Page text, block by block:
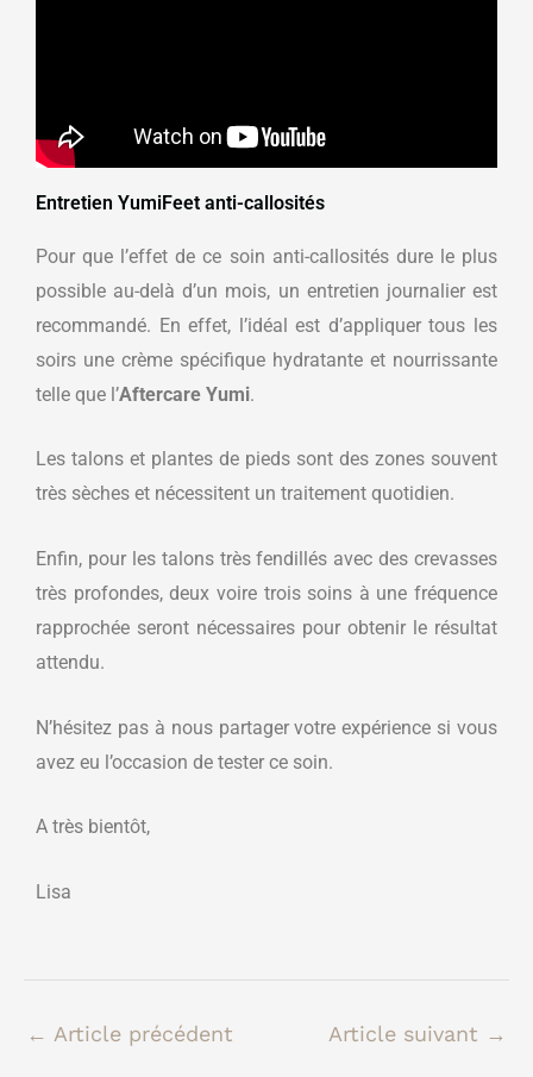
Entretien YumiFeet anti-callosités
Pour que l’effet de ce soin anti-callosités dure le plus
possible au-delà d’un mois, un entretien journalier est
recommandé. En effet, l’idéal est d’appliquer tous les
soirs une crème spécifique hydratante et nourrissante
telle que l’Aftercare Yumi.
Les talons et plantes de pieds sont des zones souvent
très sèches et nécessitent un traitement quotidien.
Enfin, pour les talons très fendillés avec des crevasses
très profondes, deux voire trois soins à une fréquence
rapprochée seront nécessaires pour obtenir le résultat
attendu.
N’hésitez pas à nous partager votre expérience si vous
avez eu l’occasion de tester ce soin.
A très bientôt,
Lisa
← Article précédent Article suivant →